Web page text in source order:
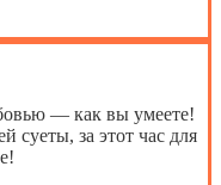
— как вы умеете!
суеты, за этот час для